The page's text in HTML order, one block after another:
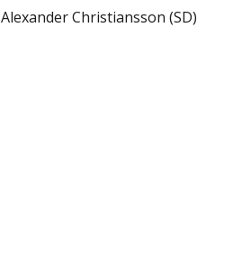
Alexander Christiansson (SD)